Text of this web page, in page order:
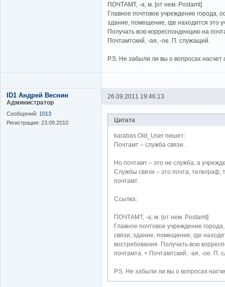
ПОЧТАМТ, -а; м. [от нем. Postamt]
Главное почтовое учреждение города,
здание, помещение, где находится это
Получать всю корреспонденцию на
Почтамтский, -ая, -ое. П. служащий.
P.S. Не забыли ли вы о вопросах
ID1 Андрей Веснин
Администратор
Сообщений: 1013
Регистрация: 23.09.2010
26.09.2011 19:46:13
Цитата
karabas Old_User пишет:
Почтамт – служба связи .
Но почтамт – это не служба, а
Службы связи – это почта, телеграф,
почтамт.
Ссылка:
ПОЧТАМТ, -а; м. [от нем. Postamt]
Главное почтовое учреждение
связи; здание, помещение, где
востребования. Получать всю
почтамта. < Почтамтский, -ая, -ое. П.
P.S. Не забыли ли вы о вопросах